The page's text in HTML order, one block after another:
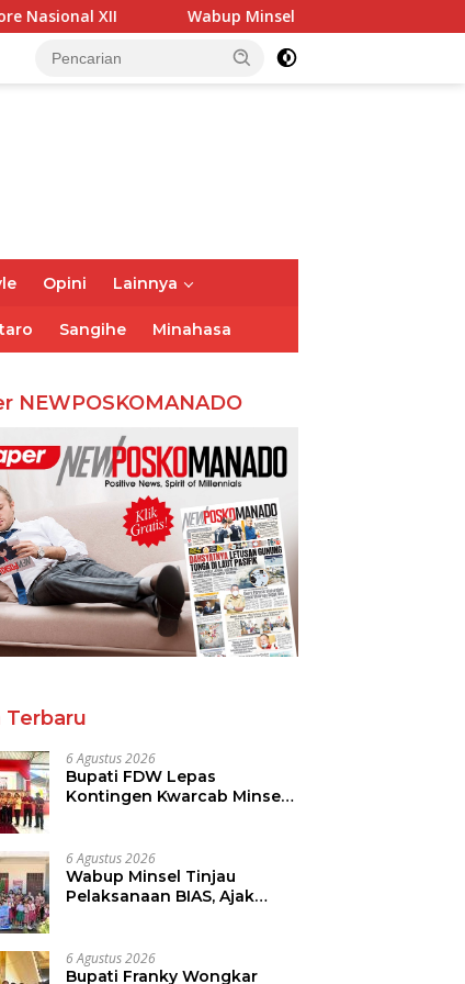
Wabup Minsel Tinjau Pelaksanaan BIAS, Ajak
Opini Lainnya
Sangihe Minahasa
Asia Ramaikan
Tinju Perbati
Piala
Manado
Panitia Tinju Perbati 2026
dan Pihak Mega Jasa
Kelolah All Out Siapkan
Lokasi Pertandingan
NEWPOSKOMANADO
Terbaru
6 Agustus 2026
Bupati FDW Lepas
Kontingen Kwarcab Minsel,
6 Agustus 2026
Wabup Minsel Tinjau
Pelaksanaan BIAS, Ajak
6 Agustus 2026
Bupati Franky Wongkar